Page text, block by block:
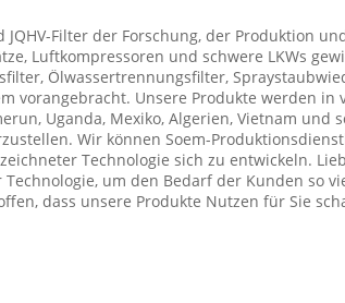
Filter der Forschung, der Produktion
Luftkompressoren und schwere LKWs
Ölwassertrennungsfilter,
vorangebracht. Unsere Produkte werden in
Uganda, Mexiko, Algerien, Vietnam und
Wir können Soem-
Technologie sich zu entwickeln.
um den Bedarf der Kunden so
dass unsere Produkte Nutzen für Sie